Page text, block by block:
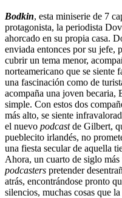
Bodkin, esta miniserie de 7
protagonista, la periodista
ahorcado en su propia casa.
enviada entonces por su jefe,
cubrir un tema menor,
norteamericano que se siente
una fascinación como de
acompaña una joven becaria,
simple. Con estos dos
más alto, se siente
el nuevo podcastde Gilbert,
pueblecito irlandés, no
una fiesta secular de aquella
Ahora, un cuarto de siglo
podcasters pretender
atrás, encontrándose pronto
silencios, muchas cosas que